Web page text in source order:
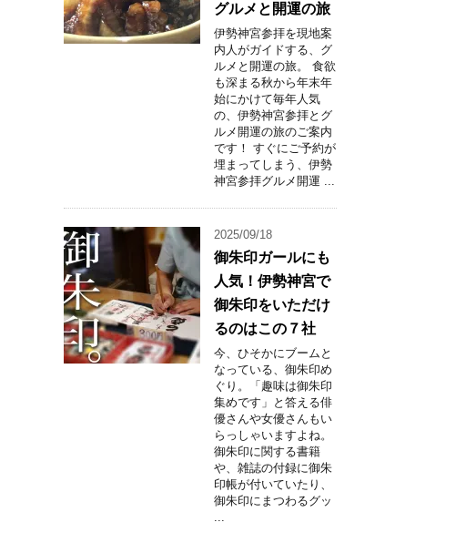
グルメと開運の旅
伊勢神宮参拝を現地案
内人がガイドする、グ
ルメと開運の旅。 食欲
も深まる秋から年末年
始にかけて毎年人気
の、伊勢神宮参拝とグ
ルメ開運の旅のご案内
です！ すぐにご予約が
埋まってしまう、伊勢
神宮参拝グルメ開運 ...
2025/09/18
御朱印ガールにも
人気！伊勢神宮で
御朱印をいただけ
るのはこの７社
今、ひそかにブームと
なっている、御朱印め
ぐり。「趣味は御朱印
集めです」と答える俳
優さんや女優さんもい
らっしゃいますよね。
御朱印に関する書籍
や、雑誌の付録に御朱
印帳が付いていたり、
御朱印にまつわるグッ
...